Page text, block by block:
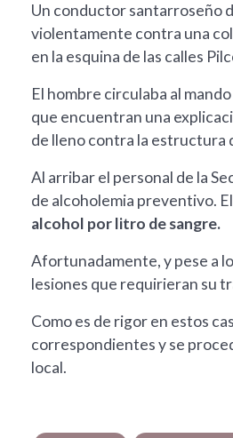
Un conductor santarroseño
violentamente contra una
en la esquina de las calles
El hombre circulaba al
que encuentran una
de lleno contra la estructura
Al arribar el personal de la
de alcoholemia preventivo.
alcohol por litro de sangre.
Afortunadamente, y pese a
lesiones que requirieran su
Como es de rigor en estos
correspondientes y se
local.